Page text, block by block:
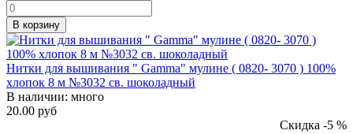
В корзину
Нитки для вышивания " Gamma" мулине ( 0820- 3070 ) 100%
хлопок 8 м №3032 св. шоколадный
В наличии: много
20.00 руб
Скидка -5 %